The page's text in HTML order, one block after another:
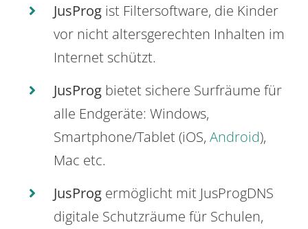
JusProg ist Filtersoftware, die Kinder
vor nicht altersgerechten Inhalten im
Internet schützt.
JusProg bietet sichere Surfräume für
alle Endgeräte: Windows,
Smartphone/Tablet (iOS, Android),
Mac etc.
JusProg ermöglicht mit JusProgDNS
digitale Schutzräume für Schulen,